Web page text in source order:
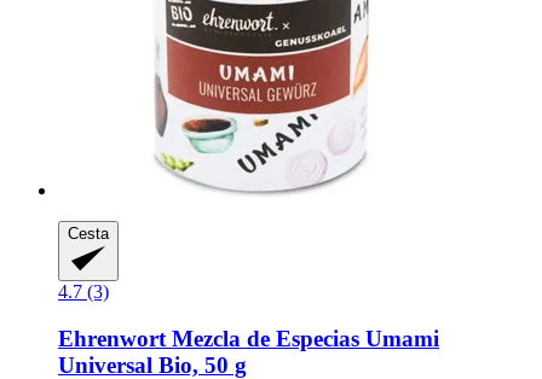
Cesta
4.7 (3)
Ehrenwort Mezcla de Especias Umami
Universal Bio, 50 g